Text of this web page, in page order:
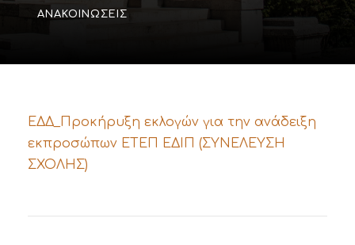
ΑΝΑΚΟΙΝΏΣΕΙΣ
ΕΔΔ_Προκήρυξη εκλογών για την ανάδειξη
εκπροσώπων ΕΤΕΠ ΕΔΙΠ (ΣΥΝΕΛΕΥΣΗ
ΣΧΟΛΗΣ)